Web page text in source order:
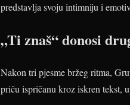
predstavlja svoju intimniju i
„Ti znaš“ donosi
Nakon tri pjesme bržeg ritma,
priču ispričanu kroz iskren tekst,